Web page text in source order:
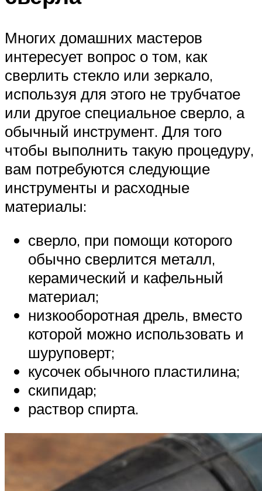
Многих домашних мастеров
интересует вопрос о том, как
сверлить стекло или зеркало,
используя для этого не трубчатое
или другое специальное сверло, а
обычный инструмент. Для того
чтобы выполнить такую процедуру,
вам потребуются следующие
инструменты и расходные
материалы:
сверло, при помощи которого
обычно сверлится металл,
керамический и кафельный
материал;
низкооборотная дрель, вместо
которой можно использовать и
шуруповерт;
кусочек обычного пластилина;
скипидар;
раствор спирта.